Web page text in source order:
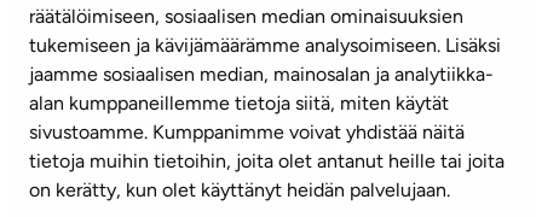
räätälöimiseen, sosiaalisen median ominaisuuksien
tukemiseen ja kävijämäärämme analysoimiseen. Lisäksi
jaamme sosiaalisen median, mainosalan ja analytiikka-
alan kumppaneillemme tietoja siitä, miten käytät
sivustoamme. Kumppanimme voivat yhdistää näitä
tietoja muihin tietoihin, joita olet antanut heille tai joita
on kerätty, kun olet käyttänyt heidän palvelujaan.
Tilaa uutiskirje
Mediapankki